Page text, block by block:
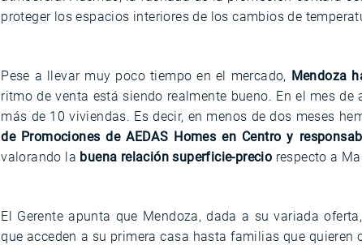
proteger los espacios interiores de los cambios de
Pese a llevar muy poco tiempo en el mercado, Mendoza
ritmo de venta está siendo realmente bueno. En el mes
más de 10 viviendas. Es decir, en menos de dos meses
de Promociones de AEDAS Homes en Centro y
valorando la buena relación superficie-precio respecto a
El Gerente apunta que Mendoza, dada a su variada
que acceden a su primera casa hasta familias que